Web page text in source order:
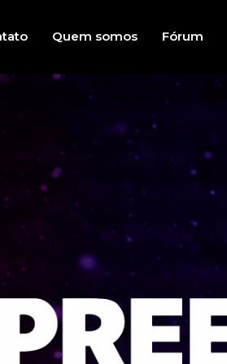
Quem somos Fórum